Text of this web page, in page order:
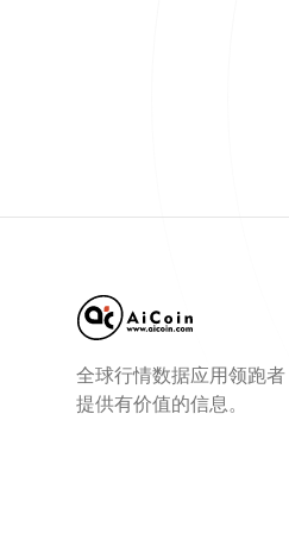
全球行情数据应用领跑
提供有价值的信息。